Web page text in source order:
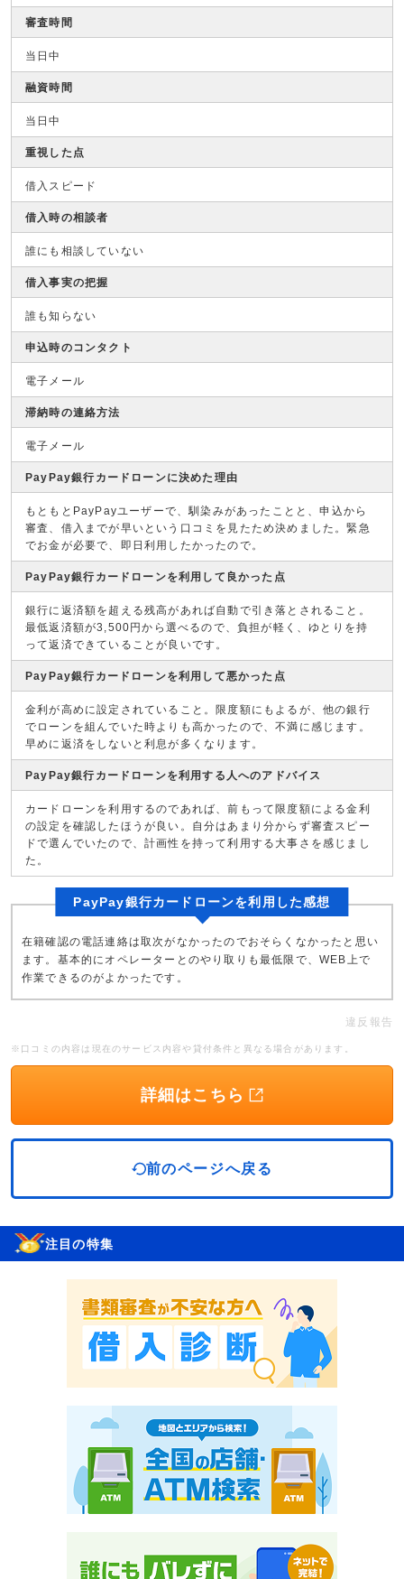
審査時間
当日中
融資時間
当日中
重視した点
借入スピード
借入時の相談者
誰にも相談していない
借入事実の把握
誰も知らない
申込時のコンタクト
電子メール
滞納時の連絡方法
電子メール
PayPay銀行カードローンに決めた理由
もともとPayPayユーザーで、馴染みがあったことと、申込から
審査、借入までが早いという口コミを見たため決めました。緊急
でお金が必要で、即日利用したかったので。
PayPay銀行カードローンを利用して良かった点
銀行に返済額を超える残高があれば自動で引き落とされること。
最低返済額が3,500円から選べるので、負担が軽く、ゆとりを持
って返済できていることが良いです。
PayPay銀行カードローンを利用して悪かった点
金利が高めに設定されていること。限度額にもよるが、他の銀行
でローンを組んでいた時よりも高かったので、不満に感じます。
早めに返済をしないと利息が多くなります。
PayPay銀行カードローンを利用する人へのアドバイス
カードローンを利用するのであれば、前もって限度額による金利
の設定を確認したほうが良い。自分はあまり分からず審査スピー
ドで選んでいたので、計画性を持って利用する大事さを感じまし
た。
PayPay銀行カードローンを利用した感想
在籍確認の電話連絡は取次がなかったのでおそらくなかったと思い
ます。基本的にオペレーターとのやり取りも最低限で、WEB上で
作業できるのがよかったです。
違反報告
※口コミの内容は現在のサービス内容や貸付条件と異なる場合があります。
詳細はこちら
前のページへ戻る
注目の特集